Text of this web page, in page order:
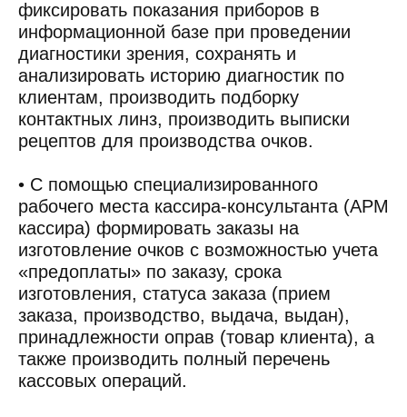
фиксировать показания приборов в
информационной базе при проведении
диагностики зрения, сохранять и
анализировать историю диагностик по
клиентам, производить подборку
контактных линз, производить выписки
рецептов для производства очков.
• С помощью специализированного
рабочего места кассира-консультанта (АРМ
кассира) формировать заказы на
изготовление очков с возможностью учета
«предоплаты» по заказу, срока
изготовления, статуса заказа (прием
заказа, производство, выдача, выдан),
принадлежности оправ (товар клиента), а
также производить полный перечень
кассовых операций.